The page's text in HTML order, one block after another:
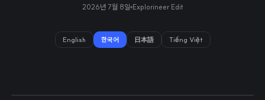
2026년 7월 8일 Explorineer Edit
English 한국어 日本語 Tiếng Việt